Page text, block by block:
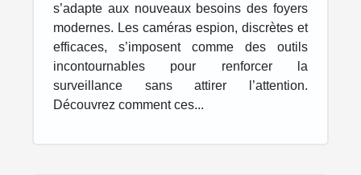
s’adapte aux nouveaux besoins des foyers
modernes. Les caméras espion, discrètes et
efficaces, s’imposent comme des outils
incontournables pour renforcer la
surveillance sans attirer l’attention.
Découvrez comment ces...